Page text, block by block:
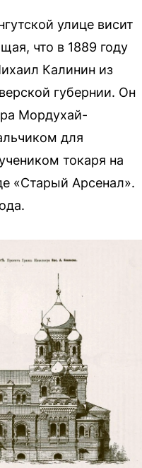
улице висит
что в 1889 году
Калинин из
губернии. Он
Мордухай-
для
токаря на
«Старый Арсенал».